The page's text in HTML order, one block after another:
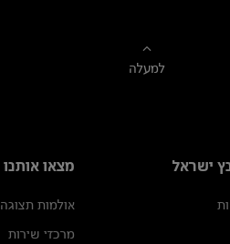
למעלה
ישראל מצאו אותנו
אולמות תצוגה
מרכזי שירות